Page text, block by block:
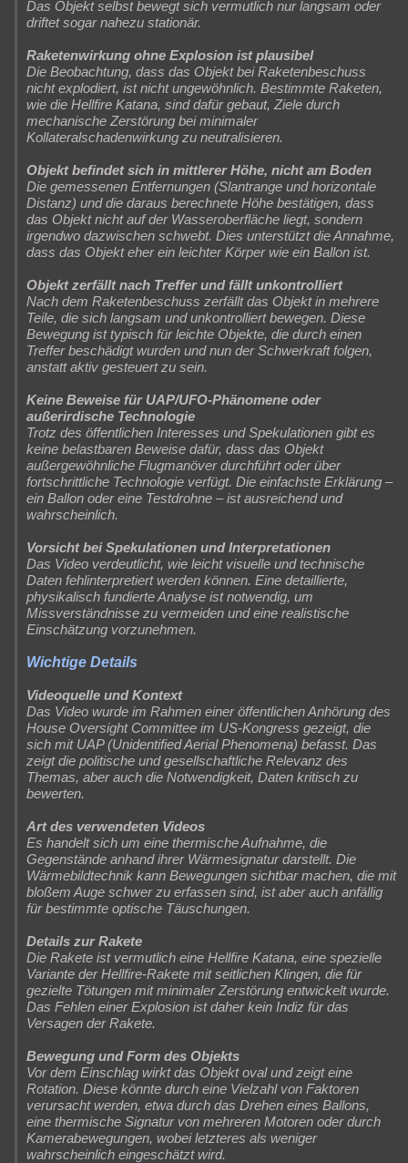
Das Objekt selbst bewegt sich vermutlich nur langsam oder
driftet sogar nahezu stationär.
Raketenwirkung ohne Explosion ist plausibel
Die Beobachtung, dass das Objekt bei Raketenbeschuss
nicht explodiert, ist nicht ungewöhnlich. Bestimmte Raketen,
wie die Hellfire Katana, sind dafür gebaut, Ziele durch
mechanische Zerstörung bei minimaler
Kollateralschadenwirkung zu neutralisieren.
Objekt befindet sich in mittlerer Höhe, nicht am Boden
Die gemessenen Entfernungen (Slantrange und horizontale
Distanz) und die daraus berechnete Höhe bestätigen, dass
das Objekt nicht auf der Wasseroberfläche liegt, sondern
irgendwo dazwischen schwebt. Dies unterstützt die Annahme,
dass das Objekt eher ein leichter Körper wie ein Ballon ist.
Objekt zerfällt nach Treffer und fällt unkontrolliert
Nach dem Raketenbeschuss zerfällt das Objekt in mehrere
Teile, die sich langsam und unkontrolliert bewegen. Diese
Bewegung ist typisch für leichte Objekte, die durch einen
Treffer beschädigt wurden und nun der Schwerkraft folgen,
anstatt aktiv gesteuert zu sein.
Keine Beweise für UAP/UFO-Phänomene oder
außerirdische Technologie
Trotz des öffentlichen Interesses und Spekulationen gibt es
keine belastbaren Beweise dafür, dass das Objekt
außergewöhnliche Flugmanöver durchführt oder über
fortschrittliche Technologie verfügt. Die einfachste Erklärung –
ein Ballon oder eine Testdrohne – ist ausreichend und
wahrscheinlich.
Vorsicht bei Spekulationen und Interpretationen
Das Video verdeutlicht, wie leicht visuelle und technische
Daten fehlinterpretiert werden können. Eine detaillierte,
physikalisch fundierte Analyse ist notwendig, um
Missverständnisse zu vermeiden und eine realistische
Einschätzung vorzunehmen.
Wichtige Details
Videoquelle und Kontext
Das Video wurde im Rahmen einer öffentlichen Anhörung des
House Oversight Committee im US-Kongress gezeigt, die
sich mit UAP (Unidentified Aerial Phenomena) befasst. Das
zeigt die politische und gesellschaftliche Relevanz des
Themas, aber auch die Notwendigkeit, Daten kritisch zu
bewerten.
Art des verwendeten Videos
Es handelt sich um eine thermische Aufnahme, die
Gegenstände anhand ihrer Wärmesignatur darstellt. Die
Wärmebildtechnik kann Bewegungen sichtbar machen, die mit
bloßem Auge schwer zu erfassen sind, ist aber auch anfällig
für bestimmte optische Täuschungen.
Details zur Rakete
Die Rakete ist vermutlich eine Hellfire Katana, eine spezielle
Variante der Hellfire-Rakete mit seitlichen Klingen, die für
gezielte Tötungen mit minimaler Zerstörung entwickelt wurde.
Das Fehlen einer Explosion ist daher kein Indiz für das
Versagen der Rakete.
Bewegung und Form des Objekts
Vor dem Einschlag wirkt das Objekt oval und zeigt eine
Rotation. Diese könnte durch eine Vielzahl von Faktoren
verursacht werden, etwa durch das Drehen eines Ballons,
eine thermische Signatur von mehreren Motoren oder durch
Kamerabewegungen, wobei letzteres als weniger
wahrscheinlich eingeschätzt wird.